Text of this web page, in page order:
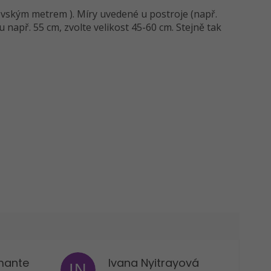
metrem ). Míry uvedené u postroje (např.
55 cm, zvolte velikost 45-60 cm. Stejně tak
Ivana Nyitrayová